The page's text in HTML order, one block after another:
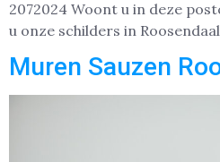
2072024 Woont u in deze
u onze schilders in
Muren Sauzen